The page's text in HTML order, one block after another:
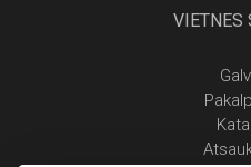
VIETNES